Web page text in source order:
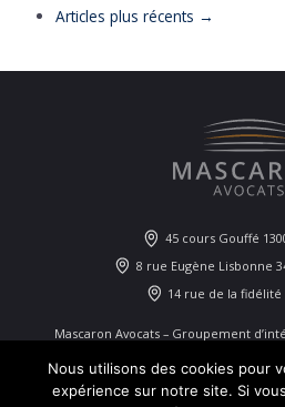
Articles plus récents →
45 cours Gouffé
8 rue Eugène Lisbonne
14 rue de la fidélité
Mascaron Avocats – Groupement
identifié près le RCS de Marseille
45 Cours Gouffé,
Nous utilisons des cookies pour
expérience sur notre site. Si